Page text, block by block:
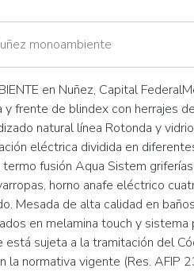
monoambiente
en Nuñez, Capital
frente de blindex con herrajes
natural línea Rotonda y
eléctrica dividida en
fusión Aqua Sistem
horno anafe eléctrico
Mesada de alta calidad en
en melamina touch y
sujeta a la tramitación del
la normativa vigente (Res.